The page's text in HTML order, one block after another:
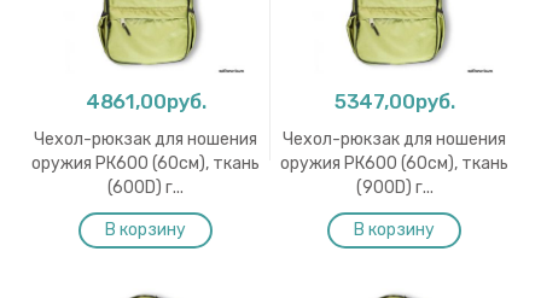
4861,00руб.
Чехол-рюкзак для ношения
оружия РК600 (60см), ткань
(600D) г...
5347,00руб.
Чехол-рюкзак для ношения
оружия РК600 (60см), ткань
(900D) г...